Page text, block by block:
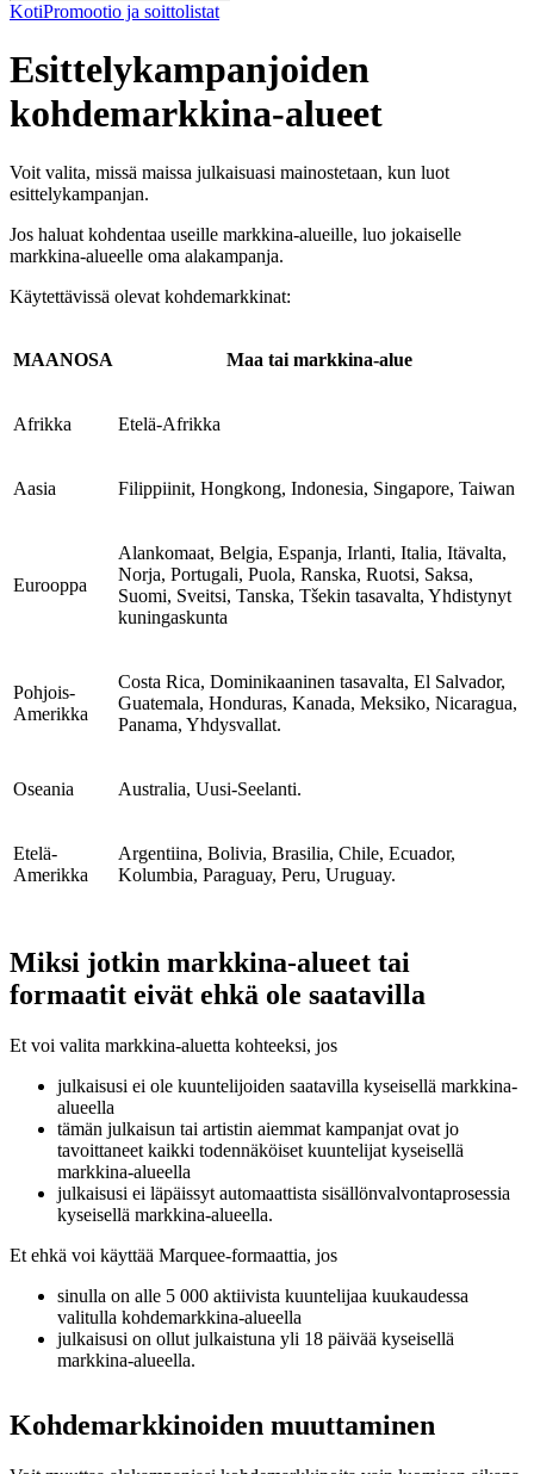
KotiPromootio ja soittolistat
Esittelykampanjoiden
kohdemarkkina-alueet
Voit valita, missä maissa julkaisuasi mainostetaan, kun luot
esittelykampanjan.
Jos haluat kohdentaa useille markkina-alueille, luo jokaiselle
markkina-alueelle oma alakampanja.
Käytettävissä olevat kohdemarkkinat:
MAANOSA Maa tai markkina-alue
Afrikka Etelä-Afrikka
Aasia Filippiinit, Hongkong, Indonesia, Singapore, Taiwan
Eurooppa
Alankomaat, Belgia, Espanja, Irlanti, Italia, Itävalta,
Norja, Portugali, Puola, Ranska, Ruotsi, Saksa,
Suomi, Sveitsi, Tanska, Tšekin tasavalta, Yhdistynyt
kuningaskunta
Pohjois-
Amerikka
Costa Rica, Dominikaaninen tasavalta, El Salvador,
Guatemala, Honduras, Kanada, Meksiko, Nicaragua,
Panama, Yhdysvallat.
Oseania Australia, Uusi-Seelanti.
Etelä-
Amerikka
Argentiina, Bolivia, Brasilia, Chile, Ecuador,
Kolumbia, Paraguay, Peru, Uruguay.
Miksi jotkin markkina-alueet tai
formaatit eivät ehkä ole saatavilla
Et voi valita markkina-aluetta kohteeksi, jos
julkaisusi ei ole kuuntelijoiden saatavilla kyseisellä markkina-
alueella
tämän julkaisun tai artistin aiemmat kampanjat ovat jo
tavoittaneet kaikki todennäköiset kuuntelijat kyseisellä
markkina-alueella
julkaisusi ei läpäissyt automaattista sisällönvalvontaprosessia
kyseisellä markkina-alueella.
Et ehkä voi käyttää Marquee-formaattia, jos
sinulla on alle 5 000 aktiivista kuuntelijaa kuukaudessa
valitulla kohdemarkkina-alueella
julkaisusi on ollut julkaistuna yli 18 päivää kyseisellä
markkina-alueella.
Kohdemarkkinoiden muuttaminen